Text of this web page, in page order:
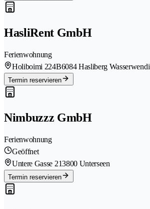
HasliRent GmbH
Ferienwohnung
Holiboimi 224B6084 Hasliberg Wasserwendi
Termin reservieren
Nimbuzzz GmbH
Ferienwohnung
Geöffnet
Untere Gasse 213800 Unterseen
Termin reservieren